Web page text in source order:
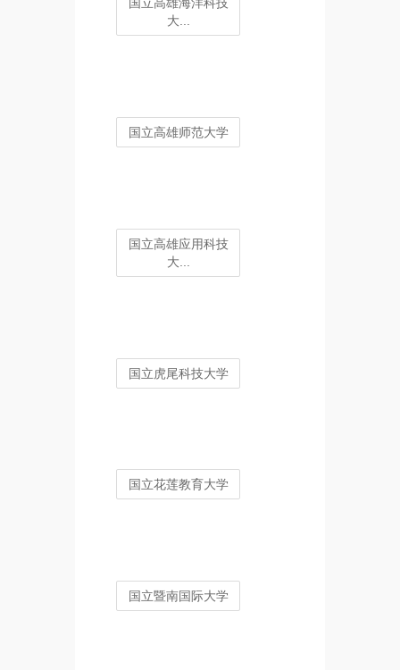
大...
国立高雄师范大学
国立高雄应用科技
大...
国立虎尾科技大学
国立花莲教育大学
国立暨南国际大学